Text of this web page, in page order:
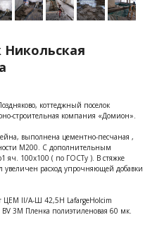
коттеджный поселок
строительная компания «Домион».
выполнена цементно-песчаная ,
М200. С дополнительным
яч. 100х100 ( по ГОСТу ). В стяжке
увеличен расход упрочняющей добавки
II/A-Ш 42,5Н LafargeHolcim
3M Пленка полиэтиленовая 60 мк.